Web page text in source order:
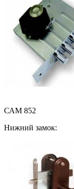
САМ 852
Нижний замок: